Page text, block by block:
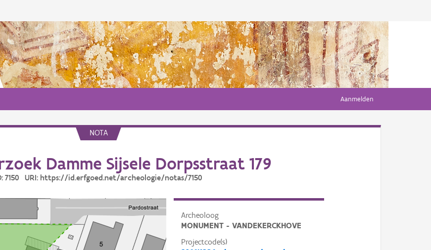
Aanmelden
NOTA
Damme Sijsele Dorpsstraat 179
7150 URI: https://id.erfgoed.net/archeologie/notas/7150
Archeoloog
MONUMENT - VANDEKERCKHOVE
Projectcode(s)